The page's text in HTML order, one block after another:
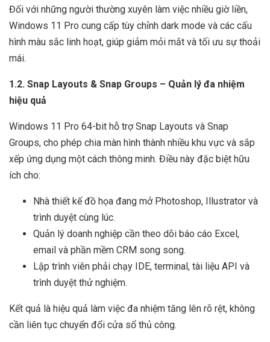
Đối với những người thường xuyên làm việc nhiều giờ liền,
Windows 11 Pro cung cấp tùy chỉnh dark mode và các cấu
hình màu sắc linh hoạt, giúp giảm mỏi mắt và tối ưu sự thoải
mái.
1.2. Snap Layouts & Snap Groups – Quản lý đa nhiệm
hiệu quả
Windows 11 Pro 64-bit hỗ trợ Snap Layouts và Snap
Groups, cho phép chia màn hình thành nhiều khu vực và sắp
xếp ứng dụng một cách thông minh. Điều này đặc biệt hữu
ích cho:
Nhà thiết kế đồ họa đang mở Photoshop, Illustrator và
trình duyệt cùng lúc.
Quản lý doanh nghiệp cần theo dõi báo cáo Excel,
email và phần mềm CRM song song.
Lập trình viên phải chạy IDE, terminal, tài liệu API và
trình duyệt thử nghiệm.
Kết quả là hiệu quả làm việc đa nhiệm tăng lên rõ rệt, không
cần liên tục chuyển đổi cửa sổ thủ công.